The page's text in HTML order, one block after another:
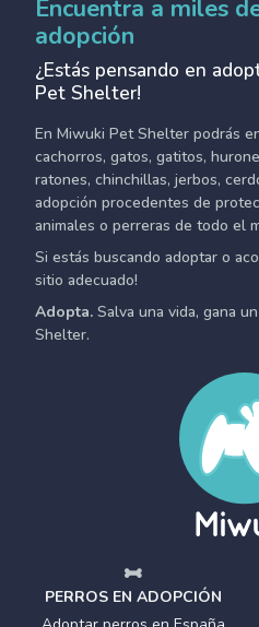
Encuentra a miles
adopción
¿Estás pensando en
Pet Shelter!
En Miwuki Pet Shelter podrás
cachorros, gatos, gatitos,
ratones, chinchillas, jerbos,
adopción procedentes de
animales o perreras de todo el
Si estás buscando adoptar o
sitio adecuado!
Adopta. Salva una vida, gana
Shelter.
PERROS EN ADOPCIÓN